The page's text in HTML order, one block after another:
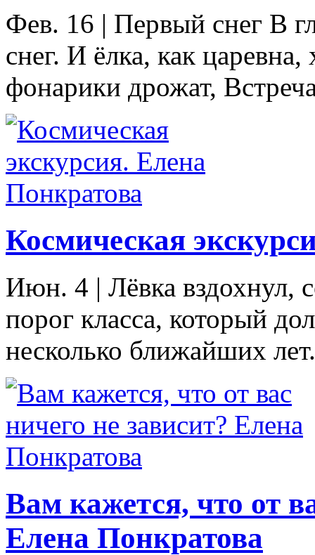
Фев. 16 | Первый снег В
снег. И ёлка, как
фонарики дрожат,
Космическая
Июн. 4 | Лёвка вздохнул,
порог класса, который
несколько ближайших
Вам кажется, что от
Елена Понкратова